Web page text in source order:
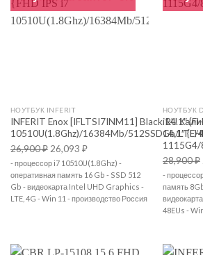
НОУТБУК INFERIT
INFERIT Enox [IFLTSI7INM11] Black 14.1″
10510U(1.8Ghz)/16384Mb/512SSDGb/LTE/
26,900₽ 26,093 ₽
- процессор i7 10510U(1.8Ghz) -
оперативная память 16 Gb - SSD 512
Gb - видеокарта Intel UHD Graphics -
LTE, 4G - Win 11 - производство Россия
НОУТБУК
iRU
14,1″
28,900₽
-
память
48EUs -